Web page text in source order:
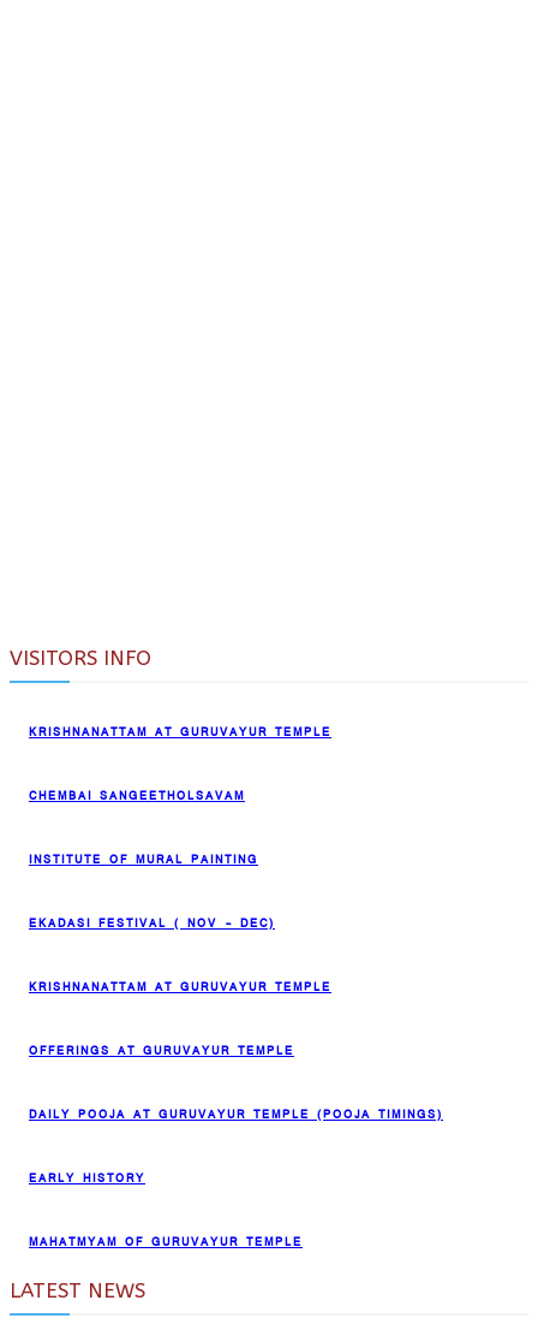
VISITORS INFO
KRISHNANATTAM AT GURUVAYUR TEMPLE
CHEMBAI SANGEETHOLSAVAM
INSTITUTE OF MURAL PAINTING
EKADASI FESTIVAL ( NOV – DEC)
KRISHNANATTAM AT GURUVAYUR TEMPLE
OFFERINGS AT GURUVAYUR TEMPLE
DAILY POOJA AT GURUVAYUR TEMPLE (POOJA TIMINGS)
EARLY HISTORY
MAHATMYAM OF GURUVAYUR TEMPLE
LATEST NEWS